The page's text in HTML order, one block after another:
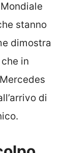
stanno
dimostra
in
di